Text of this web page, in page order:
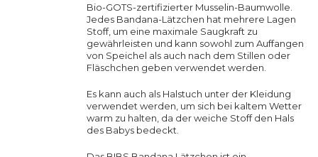
Bio-GOTS-zertifizierter Musselin-Baumwolle.
Jedes Bandana-Lätzchen hat mehrere Lagen
Stoff, um eine maximale Saugkraft zu
gewährleisten und kann sowohl zum Auffangen
von Speichel als auch nach dem Stillen oder
Fläschchen geben verwendet werden.
Es kann auch als Halstuch unter der Kleidung
verwendet werden, um sich bei kaltem Wetter
warm zu halten, da der weiche Stoff den Hals
des Babys bedeckt.